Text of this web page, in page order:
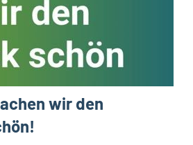
wir den